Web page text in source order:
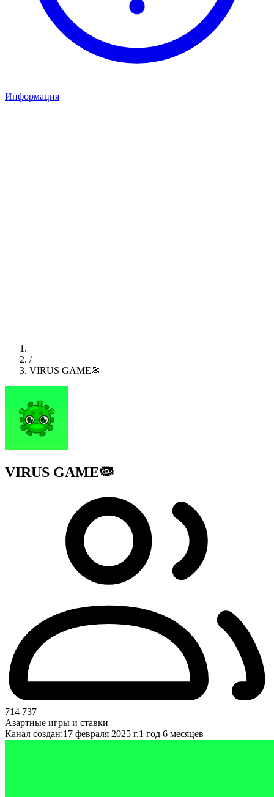
Информация
/
VIRUS GAME🦠
VIRUS GAME🦠
714 737
Азартные игры и ставки
Канал создан:17 февраля 2025 г.1 год 6 месяцев